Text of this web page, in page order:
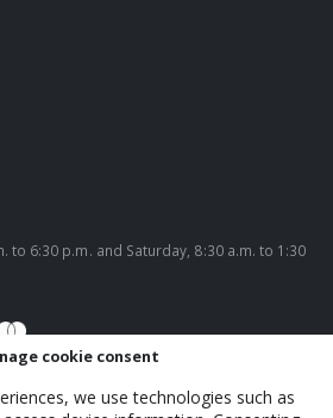
to 6:30 p.m. and Saturday, 8:30 a.m. to 1:30
cookie consent
we use technologies such as